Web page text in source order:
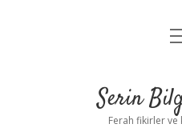
Yasal
Serin
Ferah fikirler ve